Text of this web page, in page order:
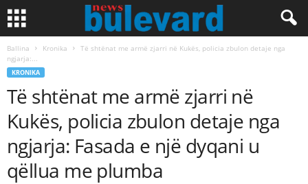
Ballina Kronika
Të shtënat me armë zjarri në Kukës, policia zbulon detaje nga
ngjarja:...
KRONIKA
Të shtënat me armë zjarri në
Kukës, policia zbulon detaje nga
ngjarja: Fasada e një dyqani u
qëllua me plumba